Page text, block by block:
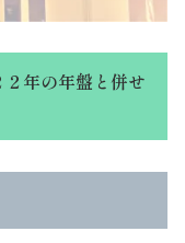
年の年盤と併せ